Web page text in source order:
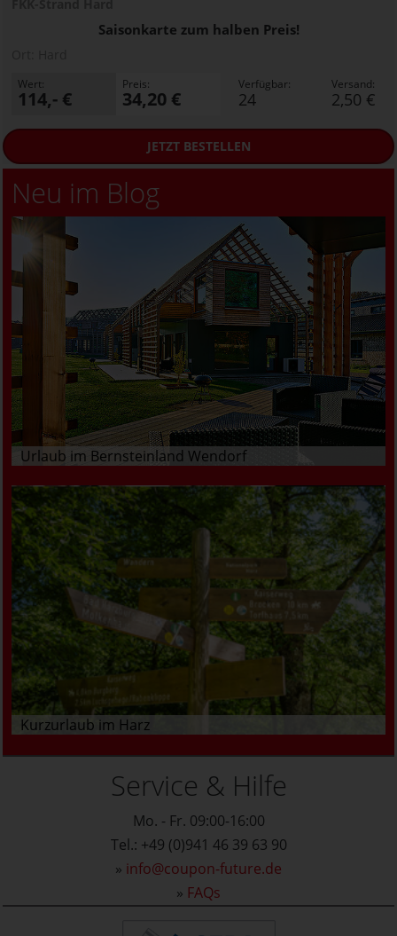
Saisonkarte zum halben Preis!
Wert:
114,- €
Preis:
34,20 €
Verfügbar:
24
Versand:
2,50 €
JETZTBESTELLEN
Neu im Blog
Urlaub im Bernsteinland Wendorf
Kurzurlaub im Harz
Service & Hilfe
Mo. - Fr. 09:00-16:00
Tel.: +49 (0)941 46 39 63 90
» info@coupon-future.de
» FAQs